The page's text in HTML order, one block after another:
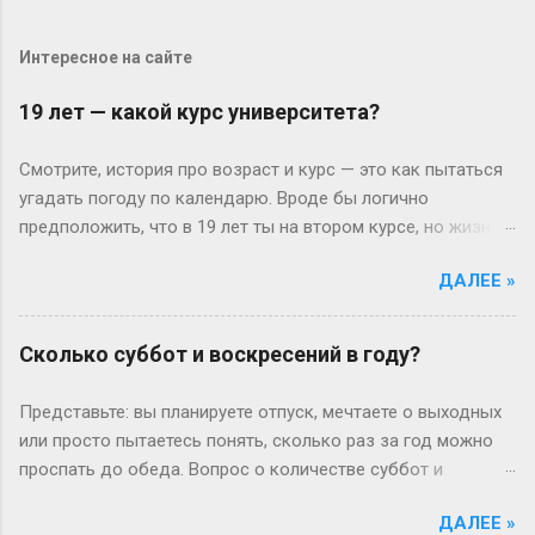
Интересное на сайте
19 лет — какой курс университета?
Смотрите, история про возраст и курс — это как пытаться
угадать погоду по календарю. Вроде бы логично
предположить, что в 19 лет ты на втором курсе, но жизнь-
без занудства, по-человечески. Когда всё идёт «по плану»
(или нет) В идеальном мире: закончил школу в 17, поступил
— и вот тебе 19, второй курс. Но реальность часто
напоминает автобус, который то опаздывает, то едет не
армию, вернулся — и теперь он первокурсник в 19, а
одноклассники уже на третьем. Или Мария из Испании:
взяла gap year, работала в хостеле на Бали, а теперь
штурмует лекции по философии, пока её ровесники пишут
ДАЛЕЕ »
Сколько суббот и воскресений в году?
Представьте: вы планируете отпуск, мечтаете о выходных
или просто пытаетесь понять, сколько раз за год можно
проспать до обеда. Вопрос о количестве суббот и
посчитать без гугла. Давайте разберемся по-человечески
ДАЛЕЕ »